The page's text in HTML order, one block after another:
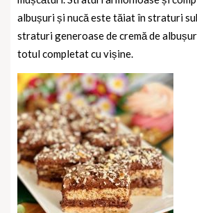
albușuri și nucă este tăiat în straturi
straturi generoase de cremă de
totul completat cu vișine.